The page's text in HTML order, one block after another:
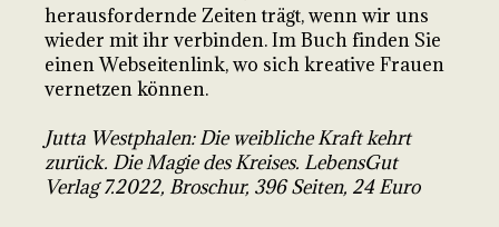
herausfordernde Zeiten trägt, wenn wir uns
wieder mit ihr verbinden. Im Buch finden Sie
einen Webseitenlink, wo sich kreative Frauen
vernetzen können.
Jutta Westphalen: Die weibliche Kraft kehrt
zurück. Die Magie des Kreises. LebensGut
Verlag 7.2022, Broschur, 396 Seiten, 24 Euro